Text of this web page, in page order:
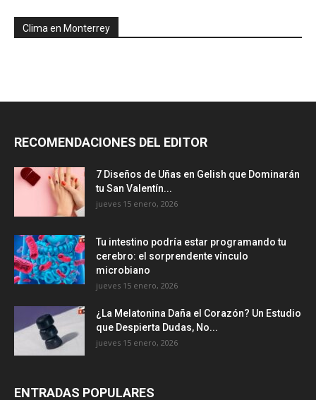
Clima en Monterrey
RECOMENDACIONES DEL EDITOR
7 Diseños de Uñas en Gelish que Dominarán
tu San Valentín...
jueves 15 enero, 2026
Tu intestino podría estar programando tu
cerebro: el sorprendente vínculo
microbiano
jueves 15 enero, 2026
¿La Melatonina Daña el Corazón? Un Estudio
que Despierta Dudas, No...
jueves 15 enero, 2026
ENTRADAS POPULARES